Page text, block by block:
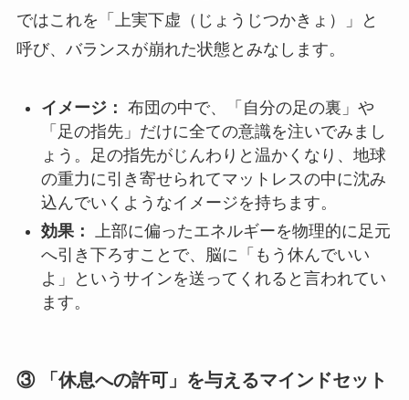
ではこれを「上実下虚（じょうじつかきょ）」と
呼び、バランスが崩れた状態とみなします。
イメージ： 布団の中で、「自分の足の裏」や
「足の指先」だけに全ての意識を注いでみまし
ょう。足の指先がじんわりと温かくなり、地球
の重力に引き寄せられてマットレスの中に沈み
込んでいくようなイメージを持ちます。
効果：
上部に偏ったエネルギーを物理的に足元
へ引き下ろすことで、脳に「もう休んでいい
よ」というサインを送ってくれると言われてい
ます。
③ 「休息への許可」を与えるマインドセット